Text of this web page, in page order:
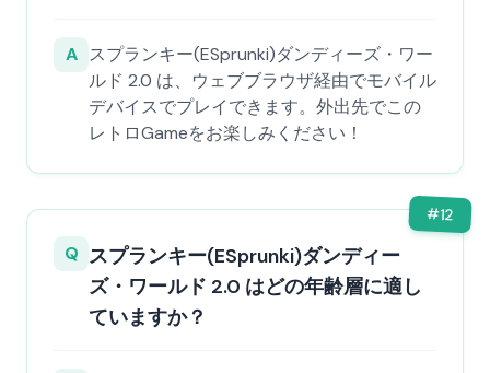
A スプランキー(ESprunki)ダンディーズ・ワー
ルド 2.0 は、ウェブブラウザ経由でモバイル
デバイスでプレイできます。外出先でこの
レトロGameをお楽しみください！
#12
Q スプランキー(ESprunki)ダンディー
ズ・ワールド 2.0 はどの年齢層に適し
ていますか？